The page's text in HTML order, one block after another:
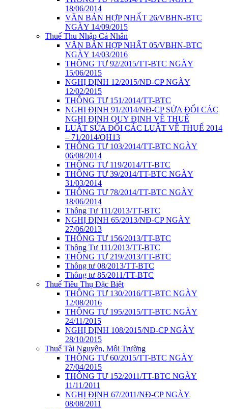
18/06/2014
VĂN BẢN HỢP NHẤT 26/VBHN-BTC
NGÀY 14/09/2015
Thuế Thu Nhập Cá Nhân
VĂN BẢN HỢP NHẤT 05/VBHN-BTC
NGÀY 14/03/2016
THÔNG TƯ 92/2015/TT-BTC NGÀY
15/06/2015
NGHỊ ĐỊNH 12/2015/NĐ-CP NGÀY
12/02/2015
THÔNG TƯ 151/2014/TT-BTC
NGHỊ ĐỊNH 91/2014/NĐ-CP SỬA ĐỔI CÁC
NGHỊ ĐỊNH QUY ĐỊNH VỀ THUẾ
LUẬT SỬA ĐỔI CÁC LUẬT VỀ THUẾ 2014
– 71/2014/QH13
THÔNG TƯ 103/2014/TT-BTC NGÀY
06/08/2014
THÔNG TƯ 119/2014/TT-BTC
THÔNG TƯ 39/2014/TT-BTC NGÀY
31/03/2014
THÔNG TƯ 78/2014/TT-BTC NGÀY
18/06/2014
Thông Tư 111/2013/TT-BTC
NGHỊ ĐỊNH 65/2013/NĐ-CP NGÀY
27/06/2013
THÔNG TƯ 156/2013/TT-BTC
Thông Tư 111/2013/TT-BTC
THÔNG TƯ 219/2013/TT-BTC
Thông tư 08/2013/TT-BTC
Thông tư 85/2011/TT-BTC
Thuế Tiêu Thụ Đặc Biệt
THÔNG TƯ 130/2016/TT-BTC NGÀY
12/08/2016
THÔNG TƯ 195/2015/TT-BTC NGÀY
24/11/2015
NGHỊ ĐỊNH 108/2015/NĐ-CP NGÀY
28/10/2015
Thuế Tài Nguyên, Môi Trường
THÔNG TƯ 60/2015/TT-BTC NGÀY
27/04/2015
THÔNG TƯ 152/2011/TT-BTC NGÀY
11/11/2011
NGHỊ ĐỊNH 67/2011/NĐ-CP NGÀY
08/08/2011